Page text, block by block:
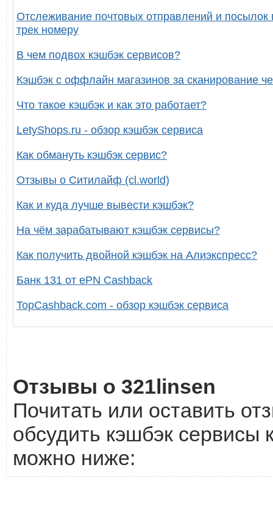
Отслеживание почтовых отправлений и посылок
трек номеру
В чем подвох кэшбэк сервисов?
Кэшбэк с оффлайн магазинов за сканирование
Что такое кэшбэк и как это работает?
LetyShops.ru - обзор кэшбэк сервиса
Как обмануть кэшбэк сервис?
Отзывы о Ситилайф (cl.world)
Как и куда лучше вывести кэшбэк?
На чём зарабатывают кэшбэк сервисы?
Как получить двойной кэшбэк на Алиэкспресс?
Банк 131 от ePN Cashback
TopCashback.com - обзор кэшбэк сервиса
Отзывы о 321linsen
Почитать или оставить
обсудить кэшбэк сервисы
можно ниже: